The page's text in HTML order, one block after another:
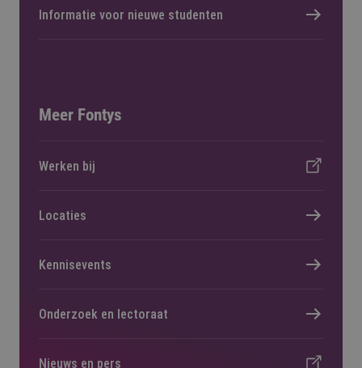
Informatie voor nieuwe studenten
Meer Fontys
Werken bij
Locaties
Kennisevents
Onderzoek en lectoraat
Nieuws en pers